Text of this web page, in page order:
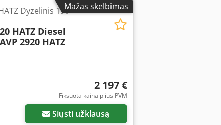
Mažas skelbimas
Dyzelinis 190
HATZ Diesel
2920 HATZ
2 197 €
Fiksuota kaina plius PVM
Siųsti užklausą